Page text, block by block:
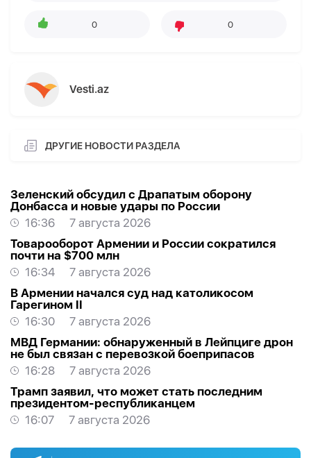
0 0
Vesti.az
ДРУГИЕ НОВОСТИ РАЗДЕЛА
Зеленский обсудил с Драпатым оборону
Донбасса и новые удары по России
16:36
7 августа 2026
Товарооборот Армении и России сократился
почти на $700 млн
16:34
7 августа 2026
В Армении начался суд над католикосом
Гарегином II
16:30
7 августа 2026
МВД Германии: обнаруженный в Лейпциге дрон
не был связан с перевозкой боеприпасов
16:28
7 августа 2026
Трамп заявил, что может стать последним
президентом-республиканцем
16:07
7 августа 2026